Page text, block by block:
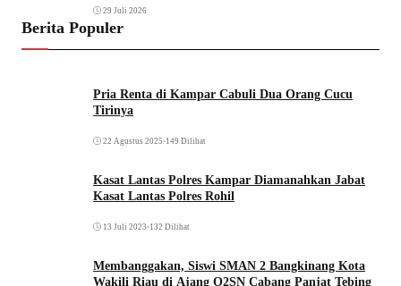
29 Juli 2026
Berita Populer
Pria Renta di Kampar Cabuli Dua Orang Cucu
Tirinya
22 Agustus 2025 •149 Dilihat
Kasat Lantas Polres Kampar Diamanahkan Jabat
Kasat Lantas Polres Rohil
13 Juli 2023 •132 Dilihat
Membanggakan, Siswi SMAN 2 Bangkinang Kota
Wakili Riau di Ajang O2SN Cabang Panjat Tebing